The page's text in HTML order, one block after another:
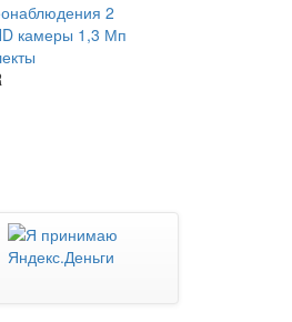
2
камеры 1,3 Мп